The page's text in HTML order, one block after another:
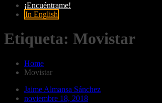
¡Encuéntrame!
In English
Etiqueta: Movistar
Home
Movistar
Jaime Almansa Sánchez
noviembre 18, 2018